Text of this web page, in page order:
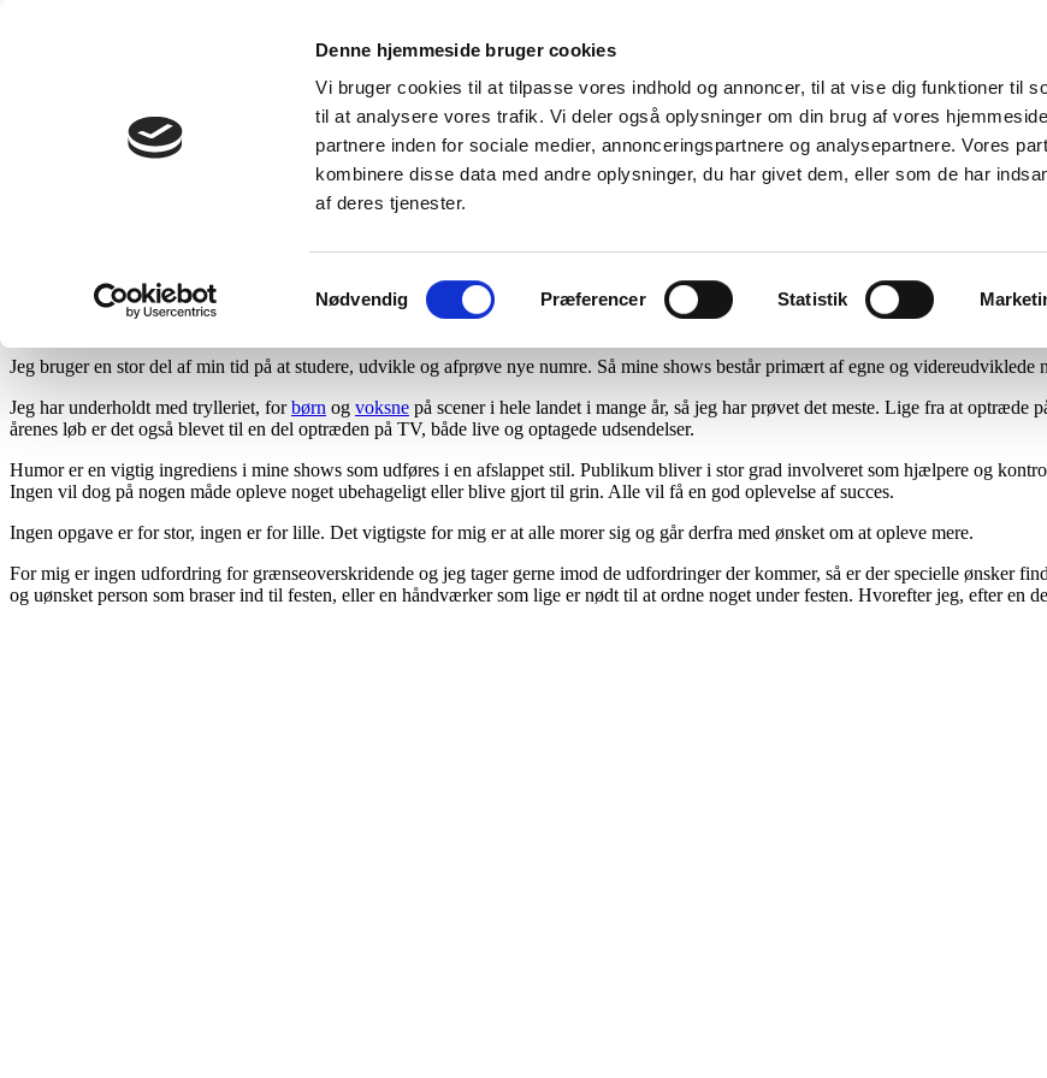
Denne hjemmeside bruger cookies
Vi bruger cookies til at tilpasse vores indhold og annoncer, til at vise dig funktioner til
til at analysere vores trafik. Vi deler også oplysninger om din brug af vores
partnere inden for sociale medier, annonceringspartnere og analysepartnere. Vores
kombinere disse data med andre oplysninger, du har givet dem, eller som de har
af deres tjenester.
Nødvendig Præferencer Statistik
Velkommen Voksne Familie Børn Julemand Om Ove Høj Galleri Kontakt
Magisk og humoristisk underholdning til enhver festlig
alderssammensætning.
En konfirmation, et bryllup, sølv-, eller guldbryllup sker for de fleste kun en gang i livet. Så hvis festen skal være anderledes end de
Jeg bruger en stor del af min tid på at studere, udvikle og afprøve nye numre. Så mine shows består primært af egne og videreudviklede
Jeg har underholdt med trylleriet, forbørn og voksne på scener i hele landet i mange år, så jeg har prøvet det meste. Lige fra at optræde
årenes løb er det også blevet til en del optræden på TV, både live og optagede udsendelser.
Humor er en vigtig ingrediens i mine shows som udføres i en afslappet stil. Publikum bliver i stor grad involveret som hjælpere og
Ingen vil dog på nogen måde opleve noget ubehageligt eller blive gjort til grin. Alle vil få en god oplevelse af succes.
Ingen opgave er for stor, ingen er for lille. Det vigtigste for mig er at alle morer sig og går derfra med ønsket om at opleve mere.
For mig er ingen udfordring for grænseoverskridende og jeg tager gerne imod de udfordringer der kommer, så er der specielle ønsker
og uønsket person som braser ind til festen, eller en håndværker som lige er nødt til at ordne noget under festen. Hvorefter jeg, efter en